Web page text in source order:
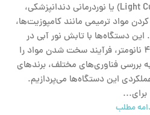
دستگاه‌های لایت کیور (Light Cure) یا نوردرمانی دندانپزشکی،
مواد ترمیمی مانند کامپوزیت‌ها،
دستگاه‌ها با تابش نور آبی در
محدوده طول موج ۴۵۰-۴۷۰ نانومتر، فرآیند سخت شدن مواد را
بررسی فناوری‌های مختلف، برندهای
این دستگاه‌ها می‌پردازیم.
برای...
مطلب